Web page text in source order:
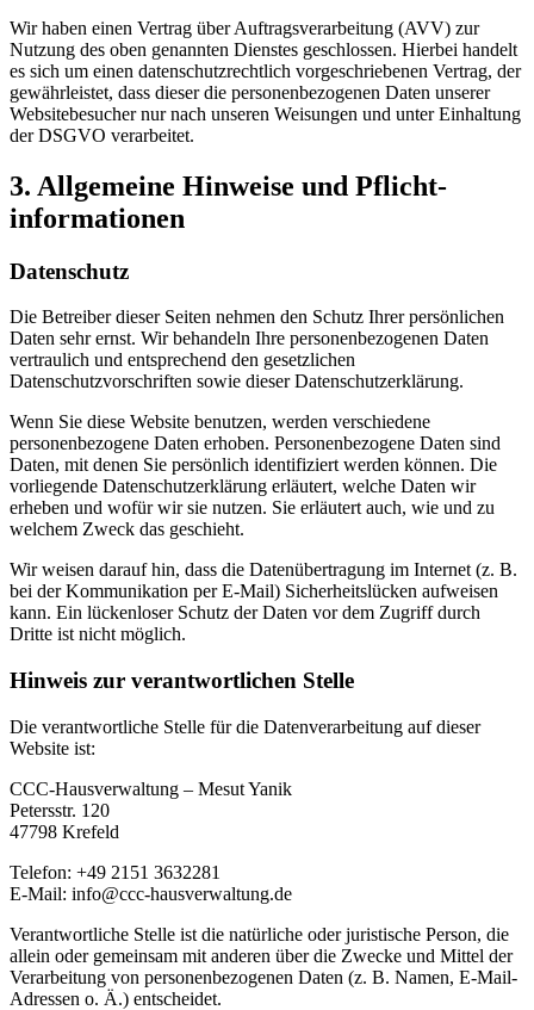
Wir haben einen Vertrag über Auftragsverarbeitung (AVV) zur
Nutzung des oben genannten Dienstes geschlossen. Hierbei handelt
es sich um einen datenschutzrechtlich vorgeschriebenen Vertrag, der
gewährleistet, dass dieser die personenbezogenen Daten unserer
Websitebesucher nur nach unseren Weisungen und unter Einhaltung
der DSGVO verarbeitet.
3. Allgemeine Hinweise und Pflicht­
informationen
Datenschutz
Die Betreiber dieser Seiten nehmen den Schutz Ihrer persönlichen
Daten sehr ernst. Wir behandeln Ihre personenbezogenen Daten
vertraulich und entsprechend den gesetzlichen
Datenschutzvorschriften sowie dieser Datenschutzerklärung.
Wenn Sie diese Website benutzen, werden verschiedene
personenbezogene Daten erhoben. Personenbezogene Daten sind
Daten, mit denen Sie persönlich identifiziert werden können. Die
vorliegende Datenschutzerklärung erläutert, welche Daten wir
erheben und wofür wir sie nutzen. Sie erläutert auch, wie und zu
welchem Zweck das geschieht.
Wir weisen darauf hin, dass die Datenübertragung im Internet (z. B.
bei der Kommunikation per E-Mail) Sicherheitslücken aufweisen
kann. Ein lückenloser Schutz der Daten vor dem Zugriff durch
Dritte ist nicht möglich.
Hinweis zur verantwortlichen Stelle
Die verantwortliche Stelle für die Datenverarbeitung auf dieser
Website ist:
CCC-Hausverwaltung – Mesut Yanik
Petersstr. 120
47798 Krefeld
Telefon: +49 2151 3632281
E-Mail: info@ccc-hausverwaltung.de
Verantwortliche Stelle ist die natürliche oder juristische Person, die
allein oder gemeinsam mit anderen über die Zwecke und Mittel der
Verarbeitung von personenbezogenen Daten (z. B. Namen, E-Mail-
Adressen o. Ä.) entscheidet.